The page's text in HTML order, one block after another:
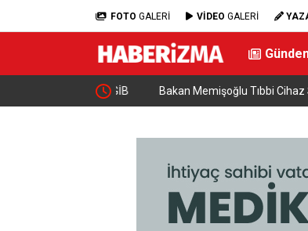
FOTO GALERİ VİDEO GALERİ
Bakan Memişoğlu Tıbbi Cihaz